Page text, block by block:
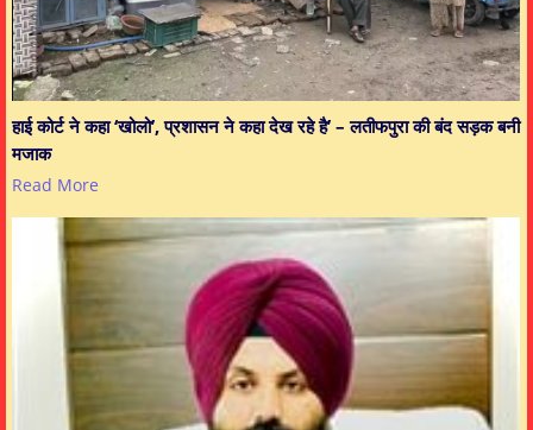
हाई कोर्ट ने कहा ‘खोलो’, प्रशासन ने कहा देख रहे है’ – लतीफपुरा की बंद सड़क बनी
मजाक
Read More